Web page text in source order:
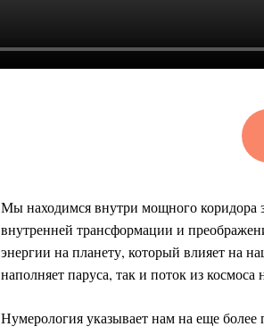
Мы находимся внутри мощного коридора
внутренней трансформации и
энергии на планету, который влияет на
наполняет паруса, так и поток из
Нумерология указывает нам на еще более